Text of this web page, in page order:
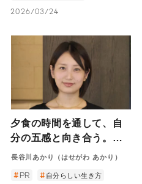
2026/03/24
夕食の時間を通して、自
分の五感と向き合う。料
理家・長谷川あかりさん
長谷川あかり（はせがわ あかり）
PR 自分らしい生き方